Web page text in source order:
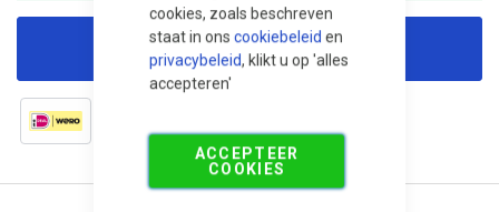
cookies, zoals beschreven
staat in ons cookiebeleid en
privacybeleid, klikt u op 'alles
accepteren'
ACCEPTEER
COOKIES
Korting aanvragen